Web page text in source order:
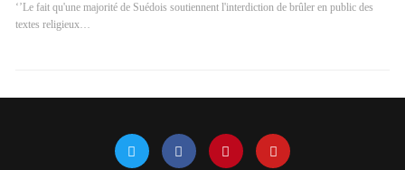
‘’Le fait qu'une majorité de Suédois soutiennent l'interdiction de brûler en public des
textes religieux…